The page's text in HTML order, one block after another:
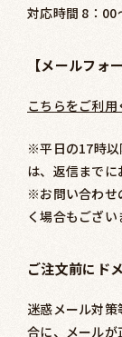
対応時間 8：00
【メールフォ
こちらをご利用
※平日の17時以
は、返信までに
※お問い合わせ
く場合もござい
ご注文前にド
迷惑メール対
合に、メールが